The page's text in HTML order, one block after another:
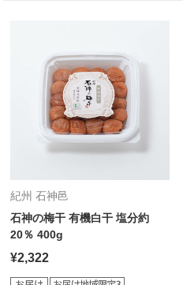
紀州 石神邑
石神の梅干 有機白干 塩分約
20％ 400g
¥2,322